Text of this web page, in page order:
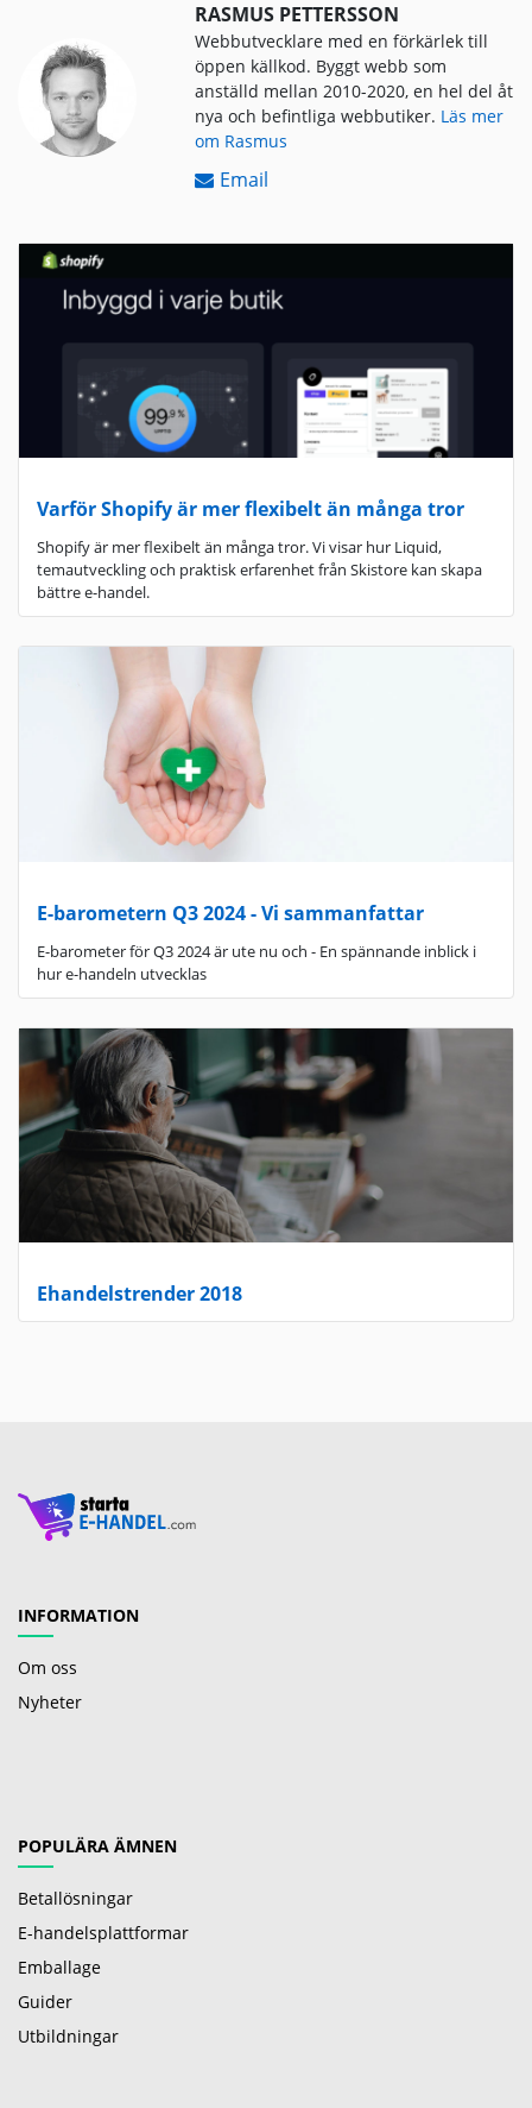
RASMUS PETTERSSON
Webbutvecklare med en förkärlek till
öppen källkod. Byggt webb som
anställd mellan 2010-2020, en hel del åt
nya och befintliga webbutiker. Läs mer
om Rasmus
Email
Varför Shopify är mer flexibelt än många tror
Shopify är mer flexibelt än många tror. Vi visar hur Liquid,
temautveckling och praktisk erfarenhet från Skistore kan skapa
bättre e-handel.
E-barometern Q3 2024 - Vi sammanfattar
E-barometer för Q3 2024 är ute nu och - En spännande inblick i
hur e-handeln utvecklas
Ehandelstrender 2018
INFORMATION
Om oss
Nyheter
POPULÄRA ÄMNEN
Betallösningar
E-handelsplattformar
Emballage
Guider
Utbildningar